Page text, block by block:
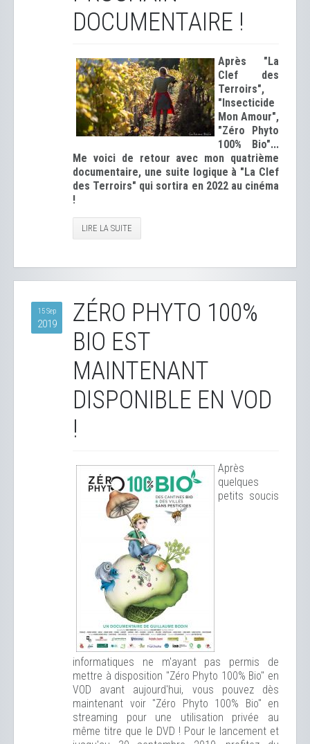
DOCUMENTAIRE !
Après "La
Clef des
Terroirs",
"Insecticide
Mon Amour",
"Zéro Phyto
100% Bio"...
Me voici de retour avec mon quatrième
documentaire, une suite logique à "La Clef
des Terroirs" qui sortira en 2022 au cinéma
!
LIRE LA SUITE
15 Sep
2019
ZÉRO PHYTO 100%
BIO EST
MAINTENANT
DISPONIBLE EN VOD
!
Après
quelques
petits soucis
informatiques ne m'ayant pas permis de
mettre à disposition "Zéro Phyto 100% Bio" en
VOD avant aujourd'hui, vous pouvez dès
maintenant voir "Zéro Phyto 100% Bio" en
streaming pour une utilisation privée au
même titre que le DVD ! Pour le lancement et